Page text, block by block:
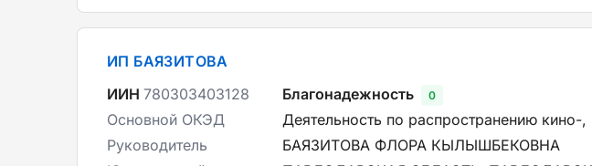
ИП БАЯЗИТОВА
ИИН 780303403128 Благонадежность 0
Основной ОКЭД
Деятельность по распространению
Руководитель
БАЯЗИТОВА ФЛОРА КЫЛЫШБЕКОВНА